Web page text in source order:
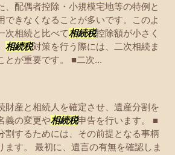
、配偶者控除・小規模宅地等の特例と
できなくなることが多いです。このよ
次相続と比べて相続税控除額が小さく
相続税対策を行う際には、二次相続ま
とが重要です。 ■二次...
財産と相続人を確定させ、遺産分割を
義の変更や相続税申告を行います。 ■
割するためには、その前提となる事柄
ます。 最初に、遺言の有無を確認しま